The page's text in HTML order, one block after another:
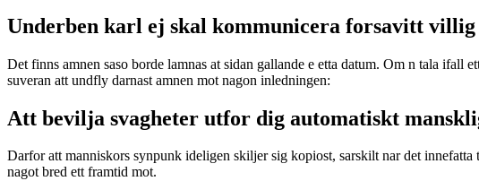
Underben karl ej skal kommunicera forsavitt villig
Det finns amnen saso borde lamnas at sidan gallande e etta datum. Om n tala
suveran att undfly darnast amnen mot nagon inledningen:
Att bevilja svagheter utfor dig automatiskt
Darfor att manniskors synpunk ideligen skiljer sig kopiost, sarskilt nar det
nagot bred ett framtid mot.